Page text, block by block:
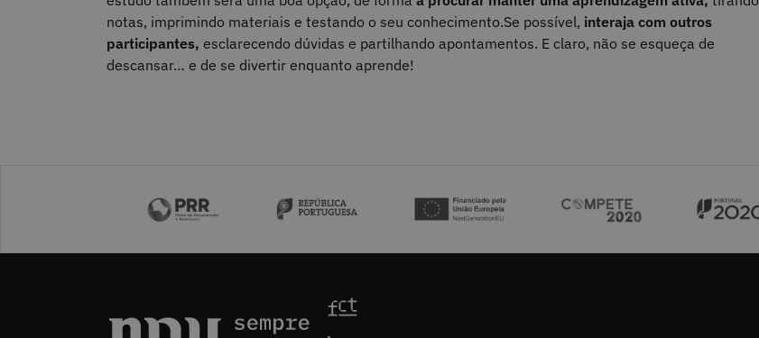
notas, imprimindo materiais e testando o seu conhecimento.Se possível, interaja com outros
participantes, esclarecendo dúvidas e partilhando apontamentos. E claro, não se esqueça de
descansar… e de se divertir enquanto aprende!